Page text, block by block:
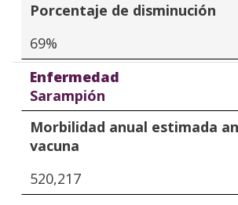
Porcentaje de disminución
69%
Enfermedad
Sarampión
Morbilidad anual estimada
vacuna
520,217